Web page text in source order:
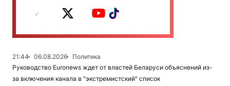
21:44 06.08.2026
Политика
Руководство Euronews ждет от властей Беларуси объяснений из-
за включения канала в "экстремистский" список